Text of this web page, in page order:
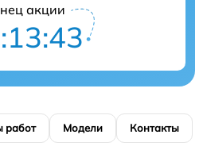
акции
работ Модели Контакты